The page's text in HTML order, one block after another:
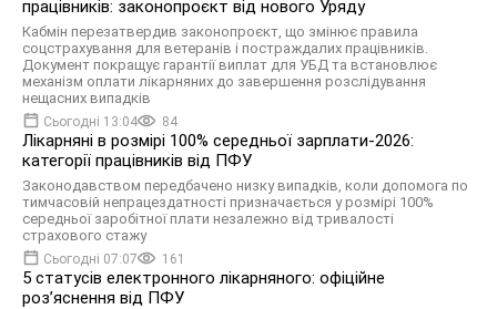
працівників: законопроєкт від нового Уряду
Кабмін перезатвердив законопроєкт, що змінює правила
соцстрахування для ветеранів і постраждалих працівників.
Документ покращує гарантії виплат для УБД та встановлює
механізм оплати лікарняних до завершення розслідування
нещасних випадків
Сьогодні 13:04 84
Лікарняні в розмірі 100% середньої зарплати-2026:
категорії працівників від ПФУ
Законодавством передбачено низку випадків, коли допомога по
тимчасовій непрацездатності призначається у розмірі 100%
середньої заробітної плати незалежно від тривалості
страхового стажу
Сьогодні 07:07 161
5 статусів електронного лікарняного: офіційне
роз’яснення від ПФУ